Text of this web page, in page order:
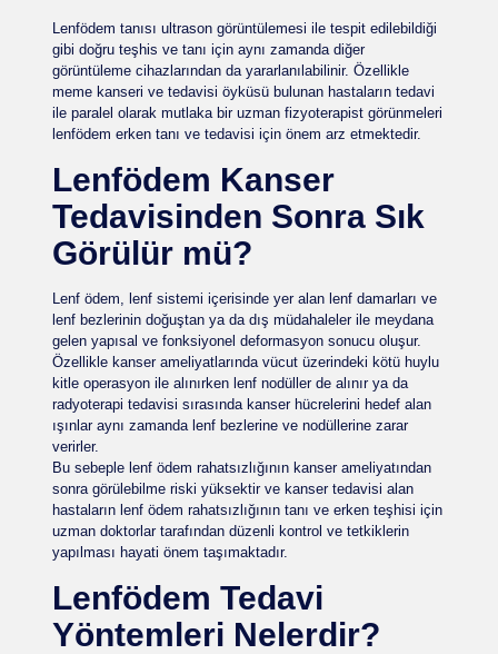
Lenfödem tanısı ultrason görüntülemesi ile tespit edilebildiği
gibi doğru teşhis ve tanı için aynı zamanda diğer
görüntüleme cihazlarından da yararlanılabilinir. Özellikle
meme kanseri ve tedavisi öyküsü bulunan hastaların tedavi
ile paralel olarak mutlaka bir uzman fizyoterapist görünmeleri
lenfödem erken tanı ve tedavisi için önem arz etmektedir.
Lenfödem Kanser
Tedavisinden Sonra Sık
Görülür mü?
Lenf ödem, lenf sistemi içerisinde yer alan lenf damarları ve
lenf bezlerinin doğuştan ya da dış müdahaleler ile meydana
gelen yapısal ve fonksiyonel deformasyon sonucu oluşur.
Özellikle kanser ameliyatlarında vücut üzerindeki kötü huylu
kitle operasyon ile alınırken lenf nodüller de alınır ya da
radyoterapi tedavisi sırasında kanser hücrelerini hedef alan
ışınlar aynı zamanda lenf bezlerine ve nodüllerine zarar
verirler.
Bu sebeple lenf ödem rahatsızlığının kanser ameliyatından
sonra görülebilme riski yüksektir ve kanser tedavisi alan
hastaların lenf ödem rahatsızlığının tanı ve erken teşhisi için
uzman doktorlar tarafından düzenli kontrol ve tetkiklerin
yapılması hayati önem taşımaktadır.
Lenfödem Tedavi
Yöntemleri Nelerdir?